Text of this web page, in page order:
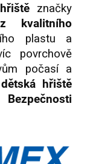
značky
z kvalitního
plastu a
povrchově
počasí a
dětská hřiště
Bezpečnosti